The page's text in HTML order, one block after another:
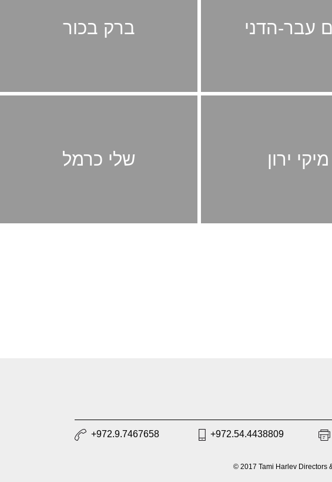
עבר-הדני ברק בכור
מיקי ירון שלי כרמל
+972.9.7467658 +972.54.4438809
© 2017 Tami Harlev Directors